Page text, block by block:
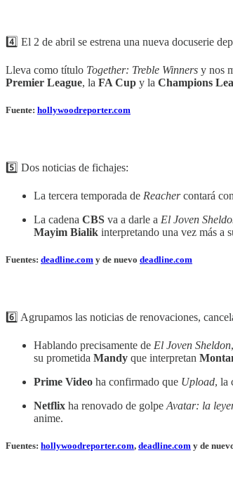
4️⃣ El 2 de abril se estrena una nueva docuserie
Lleva como título Together: Treble Winners y nos
Premier League, la FA Cup y la Champions
Fuente: hollywoodreporter.com
5️⃣ Dos noticias de fichajes:
La tercera temporada de Reachercontará
La cadena CBS va a darle a El Joven
Mayim Bialik interpretando una vez más a
Fuentes: deadline.com y de nuevo deadline.com
6️⃣ Agrupamos las noticias de renovaciones,
Hablando precisamente de El Joven Sheldon
su prometida Mandy que interpretan
Prime Video ha confirmado que Upload, la
Netflix ha renovado de golpe Avatar: la
anime.
Fuentes: hollywoodreporter.com, deadline.com y de